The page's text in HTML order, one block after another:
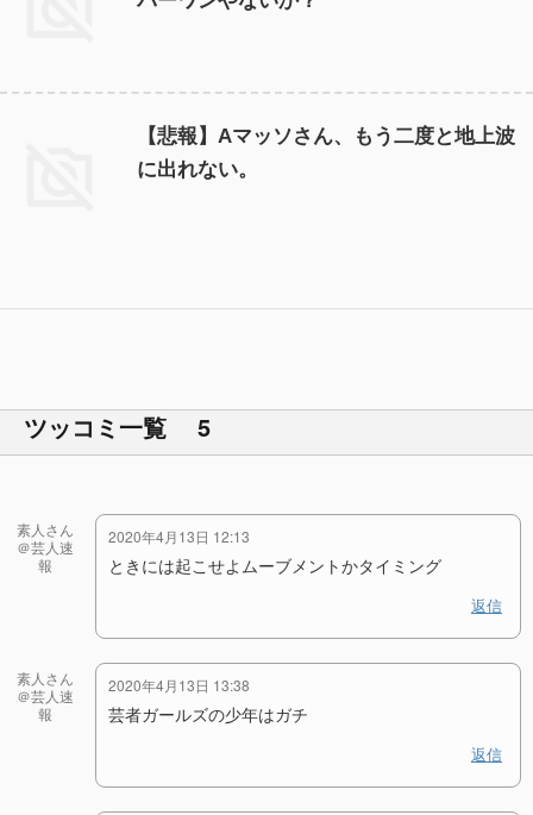
【悲報】Aマッソさん、もう二度と地上波
に出れない。
ツッコミ一覧 5
素人さん
＠芸人速
報
2020年4月13日 12:13
ときには起こせよムーブメントかタイミング
返信
素人さん
＠芸人速
報
2020年4月13日 13:38
芸者ガールズの少年はガチ
返信